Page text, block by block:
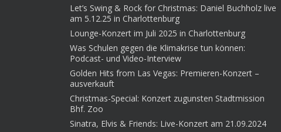
Let’s Swing & Rock for Christmas: Daniel Buchholz live
am 5.12.25 in Charlottenburg
Lounge-Konzert im Juli 2025 in Charlottenburg
Was Schulen gegen die Klimakrise tun können:
Podcast- und Video-Interview
Golden Hits from Las Vegas: Premieren-Konzert –
ausverkauft
Christmas-Special: Konzert zugunsten Stadtmission
Bhf. Zoo
Sinatra, Elvis & Friends: Live-Konzert am 21.09.2024